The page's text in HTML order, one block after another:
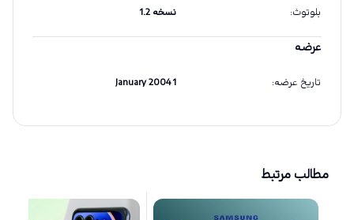
بلوتوث: نسخه 1.2
عرضه
تاریخ عرضه:
1 January 2004
مطالب مرتبط